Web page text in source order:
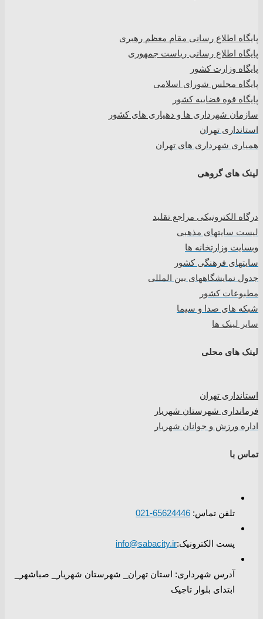
پایگاه اطلاع رسانی مقام معظم رهبری
پایگاه اطلاع رسانی ریاست جمهوری
پایگاه وزارت کشور
پایگاه مجلس شورای اسلامی
پایگاه قوه قضاییه کشور
سازمان شهرداری ها و دهیاری های کشور
استانداری تهران
همیاری شهرداری های تهران
لینک های گروهی
درگاه الکترونیکی مراجع تقلید
لیست سایتهای مذهبی
وبسایت وزارتخانه ها
سایتهای فرهنگی کشور
جدول نمایشگاههای بین المللی
مطبوعات کشور
شبکه های صدا و سیما
سایر لینک ها
لینک های محلی
استانداری تهران
فرمانداری شهرستان شهریار
اداره ورزش و جوانان شهریار
تماس با
تلفن تماس: 65624446-021
پست الکترونیک:info@sabacity.ir
آدرس شهرداری: استان تهران_ شهرستان شهریار_ صباشهر_
ابتدای بلوار تاجیک